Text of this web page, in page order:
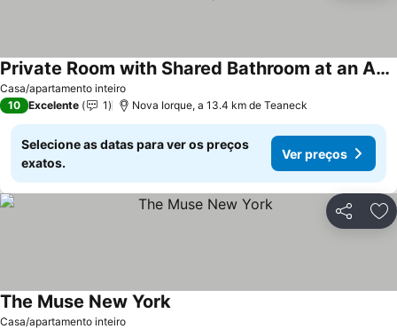
Casa/apartamento inteiro
Private Room with Shared Bathroom at an Apartment by Times Square
Ver preços
10 Excelente 1 Nova Iorque, a 13.4 km de Teaneck
Selecione as datas para ver os preços
exatos.
Ver preços
Partilhar
Casa/apartamento inteiro
The Muse New YorkVer preços